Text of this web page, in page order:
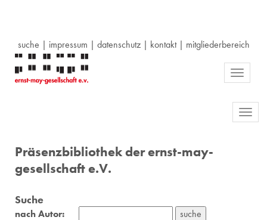
suche | impressum | datenschutz| kontakt| mitgliederbereich
Toggle
Präsenzbibliothek der ernst-may-
gesellschaft e.V.
Suche
nach Autor: